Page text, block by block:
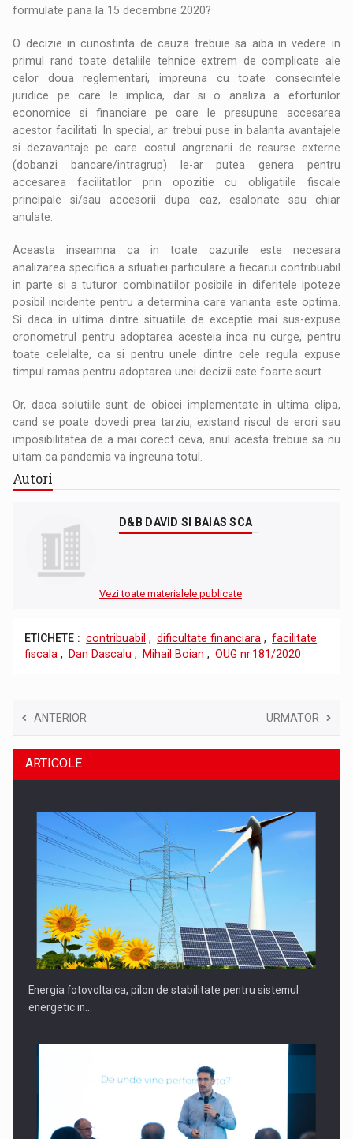
formulate pana la 15 decembrie 2020?
O decizie in cunostinta de cauza trebuie sa aiba in vedere in
primul rand toate detaliile tehnice extrem de complicate ale
celor doua reglementari, impreuna cu toate consecintele
juridice pe care le implica, dar si o analiza a eforturilor
economice si financiare pe care le presupune accesarea
acestor facilitati. In special, ar trebui puse in balanta avantajele
si dezavantaje pe care costul angrenarii de resurse externe
(dobanzi bancare/intragrup) le-ar putea genera pentru
accesarea facilitatilor prin opozitie cu obligatiile fiscale
principale si/sau accesorii dupa caz, esalonate sau chiar
anulate.
Aceasta inseamna ca in toate cazurile este necesara
analizarea specifica a situatiei particulare a fiecarui contribuabil
in parte si a tuturor combinatiilor posibile in diferitele ipoteze
posibil incidente pentru a determina care varianta este optima.
Si daca in ultima dintre situatiile de exceptie mai sus-expuse
cronometrul pentru adoptarea acesteia inca nu curge, pentru
toate celelalte, ca si pentru unele dintre cele regula expuse
timpul ramas pentru adoptarea unei decizii este foarte scurt.
Or, daca solutiile sunt de obicei implementate in ultima clipa,
cand se poate dovedi prea tarziu, existand riscul de erori sau
imposibilitatea de a mai corect ceva, anul acesta trebuie sa nu
uitam ca pandemia va ingreuna totul.
Autori
D&B DAVID SI BAIAS SCA
Vezi toate materialele publicate
ETICHETE : contribuabil , dificultate financiara , facilitate
fiscala , Dan Dascalu , Mihail Boian , OUG nr.181/2020
ANTERIOR URMATOR
ARTICOLE
Energia fotovoltaica, pilon de stabilitate pentru sistemul
energetic in…